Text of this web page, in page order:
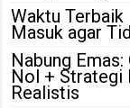
Waktu Terbaik
Masuk agar
Nabung
Nol + Strategi
Realistis